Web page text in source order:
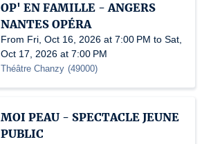
OP' EN FAMILLE - ANGERS
NANTES OPÉRA
From Fri, Oct 16, 2026 at 7:00 PM to Sat,
Oct 17, 2026 at 7:00 PM
Théâtre Chanzy (49000)
MOI PEAU - SPECTACLE JEUNE
PUBLIC